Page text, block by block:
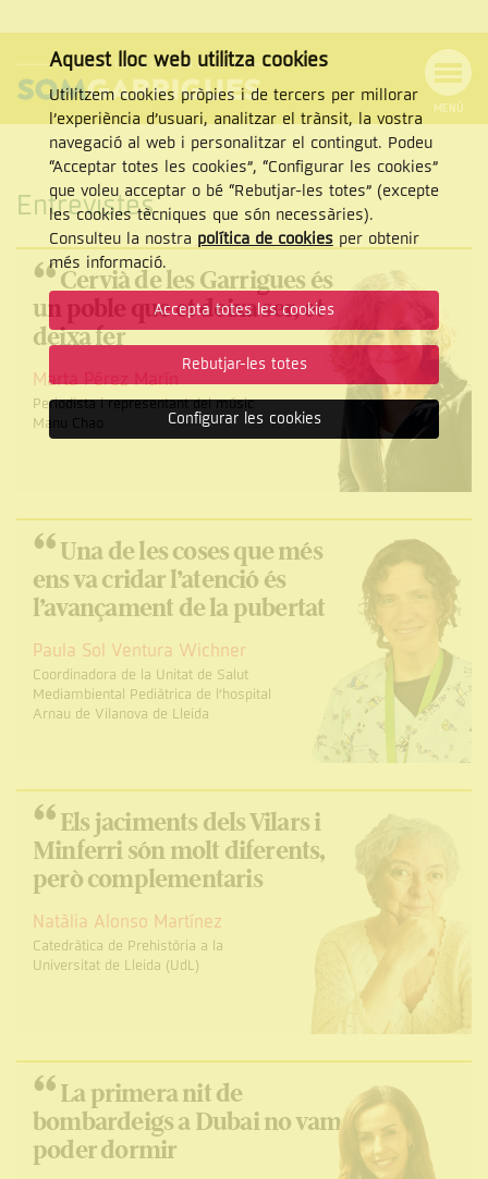
NAVEGACIÓ
MENÚ
Cercar
CERCAR
Entrevistes
“Cervià de les Garrigues és
un poble que et deixa ser, et
deixa fer
Marta Pérez Marín
Periodista i representant del músic
Manu Chao
“Una de les coses que més
ens va cridar l’atenció és
l’avançament de la pubertat
Paula Sol Ventura Wichner
Coordinadora de la Unitat de Salut
Mediambiental Pediàtrica de l’hospital
Arnau de Vilanova de Lleida
“Els jaciments dels Vilars i
Minferri són molt diferents,
però complementaris
Natàlia Alonso Martínez
Catedràtica de Prehistòria a la
Universitat de Lleida (UdL)
“La primera nit de
bombardeigs a Dubai no vam
poder dormir
Aquest lloc web utilitza cookies
Utilitzem cookies pròpies i de tercers per millorar
l’experiència d’usuari, analitzar el trànsit, la vostra
navegació al web i personalitzar el contingut. Podeu
“Acceptar totes les cookies”, “Configurar les cookies”
que voleu acceptar o bé “Rebutjar-les totes” (excepte
les cookies tècniques que són necessàries).
Consulteu la nostra política de cookiesper obtenir
més informació.
Accepta totes les cookies
Rebutjar-les totes
Configurar les cookies